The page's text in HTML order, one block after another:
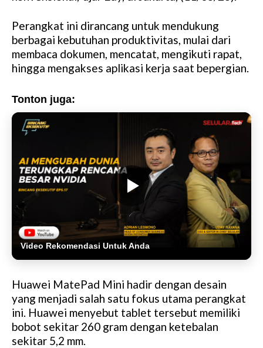
Perangkat ini dirancang untuk mendukung
berbagai kebutuhan produktivitas, mulai dari
membaca dokumen, mencatat, mengikuti rapat,
hingga mengakses aplikasi kerja saat bepergian.
Tonton juga:
Video Rekomendasi Untuk Anda
Huawei MatePad Mini hadir dengan desain
yang menjadi salah satu fokus utama perangkat
ini. Huawei menyebut tablet tersebut memiliki
bobot sekitar 260 gram dengan ketebalan
sekitar 5,2 mm.